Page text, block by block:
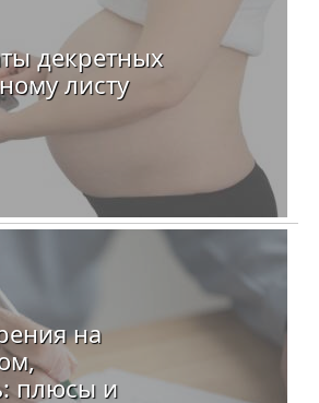
декретных
листу
на
плюсы и